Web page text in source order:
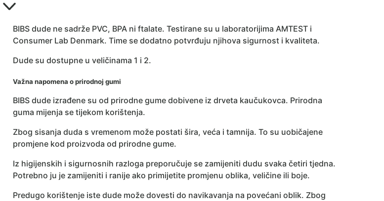
BIBS dude ne sadrže PVC, BPA ni ftalate. Testirane su u laboratorijima AMTEST i
Consumer Lab Denmark. Time se dodatno potvrđuju njihova sigurnost i kvaliteta.
Dude su dostupne u veličinama 1 i 2.
Važna napomena o prirodnoj gumi
BIBS dude izrađene su od prirodne gume dobivene iz drveta kaučukovca. Prirodna
guma mijenja se tijekom korištenja.
Zbog sisanja duda s vremenom može postati šira, veća i tamnija. To su uobičajene
promjene kod proizvoda od prirodne gume.
Iz higijenskih i sigurnosnih razloga preporučuje se zamijeniti dudu svaka četiri tjedna.
Potrebno ju je zamijeniti i ranije ako primijetite promjenu oblika, veličine ili boje.
Predugo korištenje iste dude može dovesti do navikavanja na povećani oblik. Zbog